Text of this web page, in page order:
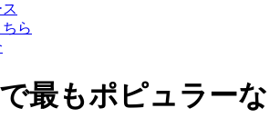
ら
最もポピュラーな